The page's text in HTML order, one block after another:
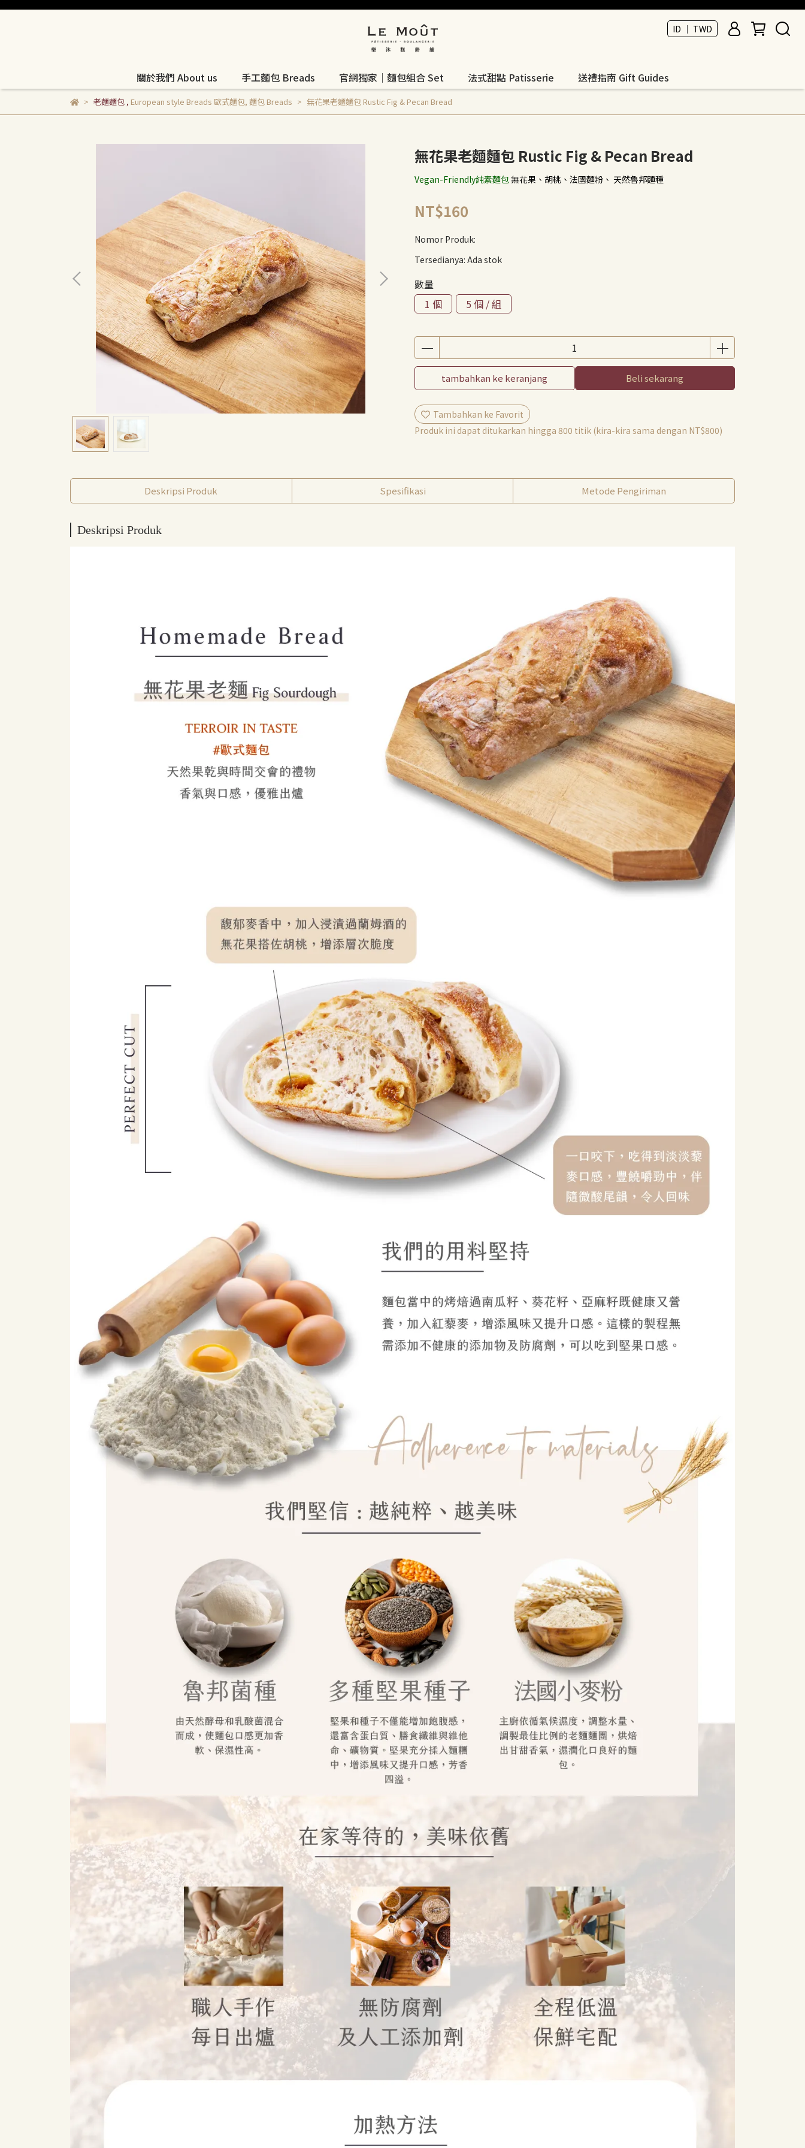
ID ｜ TWD
關於我們 About us 手工麵包 Breads 官網獨家｜麵包組合 Set 法式甜點 Patisserie 送禮指南 Gift Guides
老麵麵包, European style Breads 歐式麵包, 麵包 Breads 無花果老麵麵包 Rustic Fig & Pecan Bread
無花果老麵麵包 Rustic Fig & Pecan Bread
Vegan-Friendly純素麵包無花果、胡桃、法國麵粉、 天然魯邦麵種
NT$160
Nomor Produk:
Tersedianya: Ada stok
數量
1 個
5 個 / 組
tambahkan ke keranjang Beli sekarang
Tambahkan ke Favorit
Produk ini dapat ditukarkan hingga 800 titik (kira-kira sama dengan NT$800)
Deskripsi Produk Spesifikasi Metode Pengiriman
Deskripsi Produk